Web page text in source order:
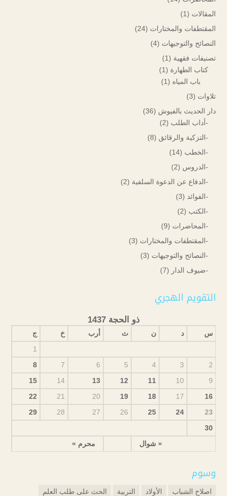
المقالات (1)
المقتطفات والمختارات (24)
النصائح والتوجيهات (4)
تصنيفات فقهية (1)
كتاب الطهارة (1)
باب المياه (1)
تلاوات (3)
دار الحديث بالفيوش (36)
-أداب الطلب (2)
-التزكية والرقائق (8)
-الخطب (14)
-الدروس (2)
-الدفاع عن الدعوة السلفية (2)
-الفوائد (3)
-الكتب (2)
-المحاضرات (9)
-المقتطفات والمختارات (3)
-النصائح والتوجيهات (3)
-ضيوف الدار (7)
التقويم الهجري
ذو الحجة 1437
س د ن ث أرب خ ج
« شوال محرم »
1
2
3
4
5
6
7
8
9
10
11
12
13
14
15
16
17
18
19
20
21
22
23
24
25
26
27
28
29
30
وسوم
اصلاح الشباب الأولاد التربية
الحث على طلب العلم